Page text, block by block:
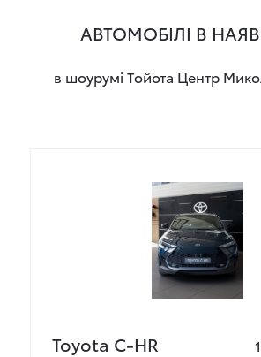
АВТОМОБІЛІ В
в шоурумі Тойота Центр
Toyota C-HR